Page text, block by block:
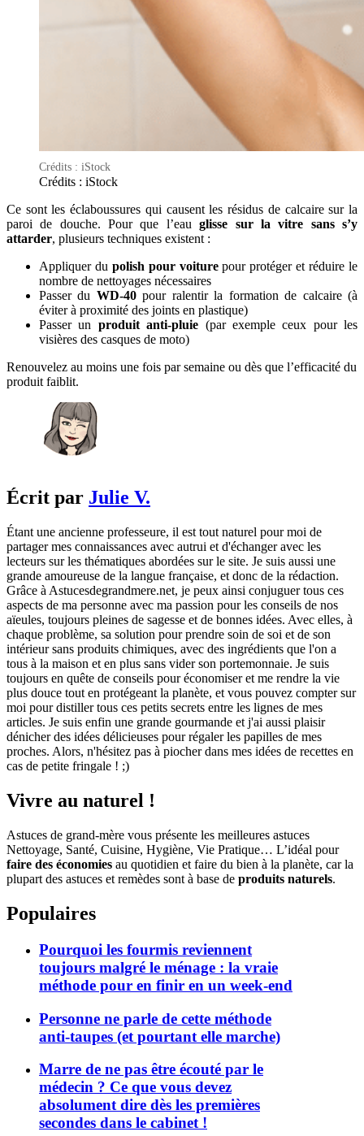
Crédits : iStock
Crédits : iStock
Ce sont les éclaboussures qui causent les résidus de calcaire sur la
paroi de douche. Pour que l’eauglisse sur la vitre sans s’y
attarder, plusieurs techniques existent :
Appliquer du polish pour voiturepour protéger et réduire le
nombre de nettoyages nécessaires
Passer du WD-40pour ralentir la formation de calcaire (à
éviter à proximité des joints en plastique)
Passer un produit anti-pluie (par exemple ceux pour les
visières des casques de moto)
Renouvelez au moins une fois par semaine ou dès que l’efficacité du
produit faiblit.
Écrit par Julie V.
Étant une ancienne professeure, il est tout naturel pour moi de
partager mes connaissances avec autrui et d'échanger avec les
lecteurs sur les thématiques abordées sur le site. Je suis aussi une
grande amoureuse de la langue française, et donc de la rédaction.
Grâce à Astucesdegrandmere.net, je peux ainsi conjuguer tous ces
aspects de ma personne avec ma passion pour les conseils de nos
aïeules, toujours pleines de sagesse et de bonnes idées. Avec elles, à
chaque problème, sa solution pour prendre soin de soi et de son
intérieur sans produits chimiques, avec des ingrédients que l'on a
tous à la maison et en plus sans vider son portemonnaie. Je suis
toujours en quête de conseils pour économiser et me rendre la vie
plus douce tout en protégeant la planète, et vous pouvez compter sur
moi pour distiller tous ces petits secrets entre les lignes de mes
articles. Je suis enfin une grande gourmande et j'ai aussi plaisir
dénicher des idées délicieuses pour régaler les papilles de mes
proches. Alors, n'hésitez pas à piocher dans mes idées de recettes en
cas de petite fringale ! ;)
Vivre au naturel !
Astuces de grand-mère vous présente les meilleures astuces
Nettoyage, Santé, Cuisine, Hygiène, Vie Pratique… L’idéal pour
faire des économies au quotidien et faire du bien à la planète, car la
plupart des astuces et remèdes sont à base de produits naturels.
Populaires
Pourquoi les fourmis reviennent
toujours malgré le ménage : la vraie
méthode pour en finir en un week-end
Personne ne parle de cette méthode
anti-taupes (et pourtant elle marche)
Marre de ne pas être écouté par le
médecin ? Ce que vous devez
absolument dire dès les premières
secondes dans le cabinet !